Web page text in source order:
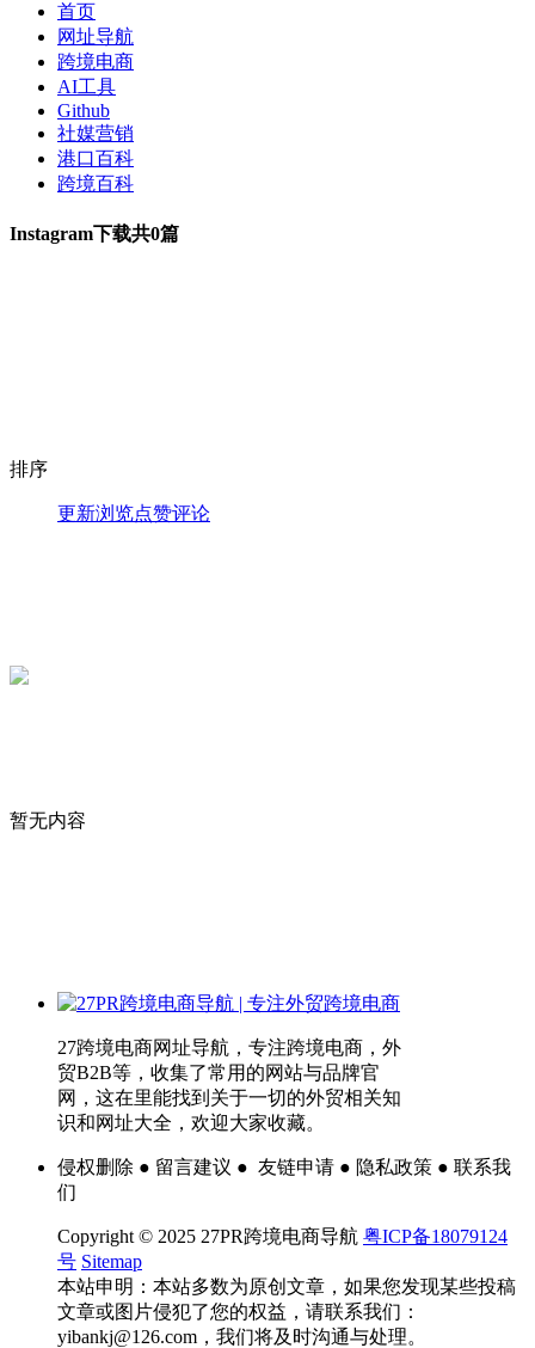
首页
网址导航
跨境电商
AI工具
Github
社媒营销
港口百科
跨境百科
Instagram下载共0篇
排序
更新浏览点赞评论
暂无内容
27跨境电商网址导航，专注跨境电商，外
贸B2B等，收集了常用的网站与品牌官
网，这在里能找到关于一切的外贸相关知
识和网址大全，欢迎大家收藏。
侵权删除 ● 留言建议 ● 友链申请 ● 隐私政策 ● 联系我
们
Copyright © 2025 27PR跨境电商导航 粤ICP备18079124
号 Sitemap
本站申明：本站多数为原创文章，如果您发现某些投稿
文章或图片侵犯了您的权益，请联系我们：
yibankj@126.com，我们将及时沟通与处理。